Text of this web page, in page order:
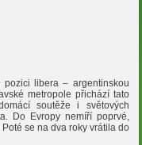
libera – argentinskou
metropole přichází tato
soutěže i světových
Do Evropy nemíří poprvé,
se na dva roky vrátila do